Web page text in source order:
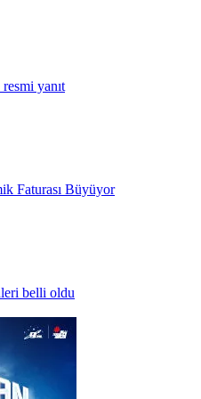
yanıt
Faturası Büyüyor
belli oldu